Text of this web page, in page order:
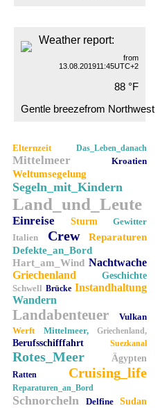
Weather report:
from
13.08.201911:45UTC+2
88 °F
Gentle breezefrom Northwest
Elternzeit Das_Leben_danach
Mittelmeer Kroatien
Weltumsegelung
Segeln_mit_Kindern
Land_und_Leute
Einreise Sturm
Gewitter
Italien
Crew
Reparaturen
Defekte_an_Bord
Hart_am_Wind Nachtwache
Griechenland
Geschichte
Schwell Brücke Instandhaltung
Wandern
Landabenteuer
Vulkan
Werft
Mittelmeer, Griechenland,
Berufsschifffahrt Suezkanal
Rotes_Meer Ägypten
Ratten Cruising_life
Reparaturen_an_Bord
Schnorcheln Delfine
Sudan